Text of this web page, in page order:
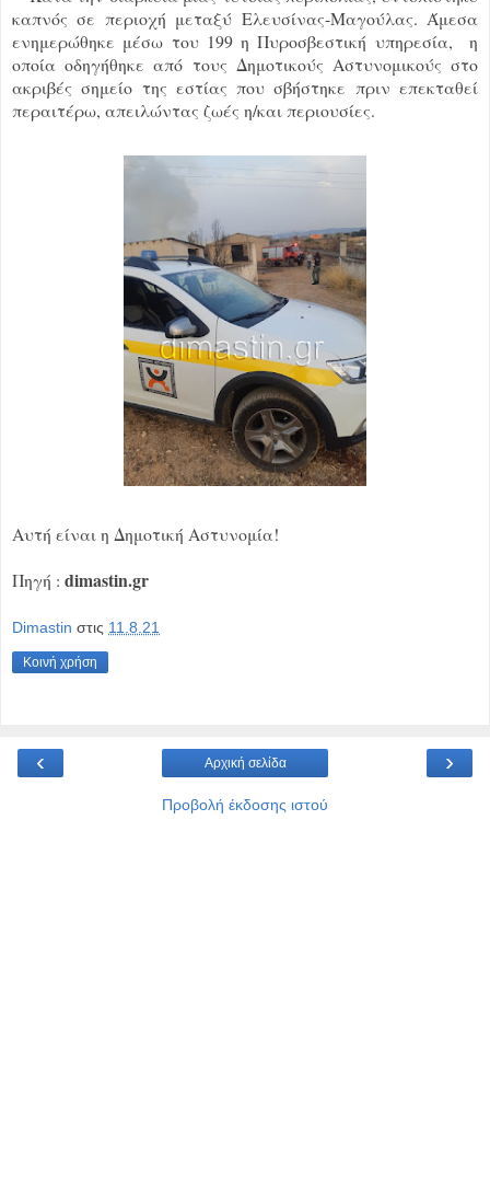
καπνός σε περιοχή μεταξύ Ελευσίνας-Μαγούλας. Άμεσα
ενημερώθηκε μέσω του 199 η Πυροσβεστική υπηρεσία, η
οποία οδηγήθηκε από τους Δημοτικούς Αστυνομικούς στο
ακριβές σημείο της εστίας που σβήστηκε πριν επεκταθεί
περαιτέρω, απειλώντας ζωές η/και περιουσίες.
Αυτή είναι η Δημοτική Αστυνομία!
Πηγή : dimastin.gr
Dimastin στις 11.8.21
Κοινή χρήση
‹ ›
Αρχική σελίδα
Προβολή έκδοσης ιστού